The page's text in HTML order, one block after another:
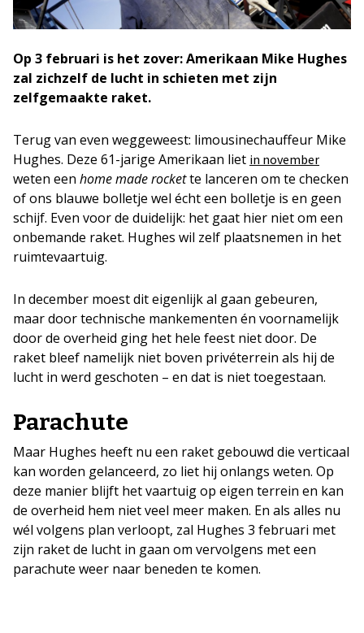
Op 3 februari is het zover: Amerikaan Mike Hughes
zal zichzelf de lucht in schieten met zijn
zelfgemaakte raket.
Terug van even weggeweest: limousinechauffeur Mike
Hughes. Deze 61-jarige Amerikaan liet in november
weten een home made rockette lanceren om te checken
of ons blauwe bolletje wel écht een bolletje is en geen
schijf. Even voor de duidelijk: het gaat hier niet om een
onbemande raket. Hughes wil zelf plaatsnemen in het
ruimtevaartuig.
In december moest dit eigenlijk al gaan gebeuren,
maar door technische mankementen én voornamelijk
door de overheid ging het hele feest niet door. De
raket bleef namelijk niet boven privéterrein als hij de
lucht in werd geschoten – en dat is niet toegestaan.
Parachute
Maar Hughes heeft nu een raket gebouwd die verticaal
kan worden gelanceerd, zo liet hij onlangs weten. Op
deze manier blijft het vaartuig op eigen terrein en kan
de overheid hem niet veel meer maken. En als alles nu
wél volgens plan verloopt, zal Hughes 3 februari met
zijn raket de lucht in gaan om vervolgens met een
parachute weer naar beneden te komen.